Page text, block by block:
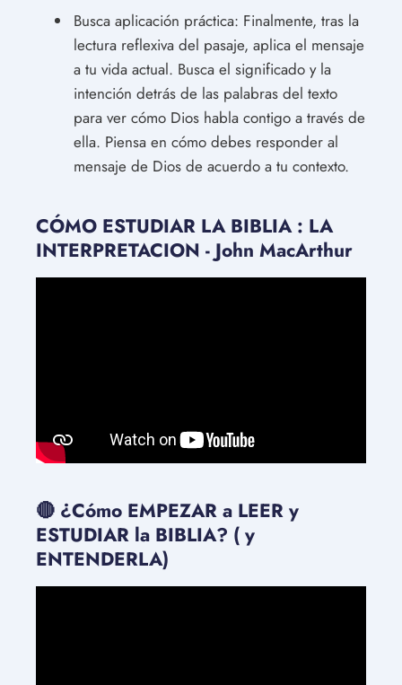
Busca aplicación práctica: Finalmente, tras la
lectura reflexiva del pasaje, aplica el mensaje
a tu vida actual. Busca el significado y la
intención detrás de las palabras del texto
para ver cómo Dios habla contigo a través de
ella. Piensa en cómo debes responder al
mensaje de Dios de acuerdo a tu contexto.
CÓMO ESTUDIAR LA BIBLIA : LA
INTERPRETACION - John MacArthur
🔴 ¿Cómo EMPEZAR a LEER y
ESTUDIAR la BIBLIA? ( y
ENTENDERLA)